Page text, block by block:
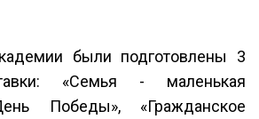
были подготовлены 3
«Семья - маленькая
Победы», «Гражданское